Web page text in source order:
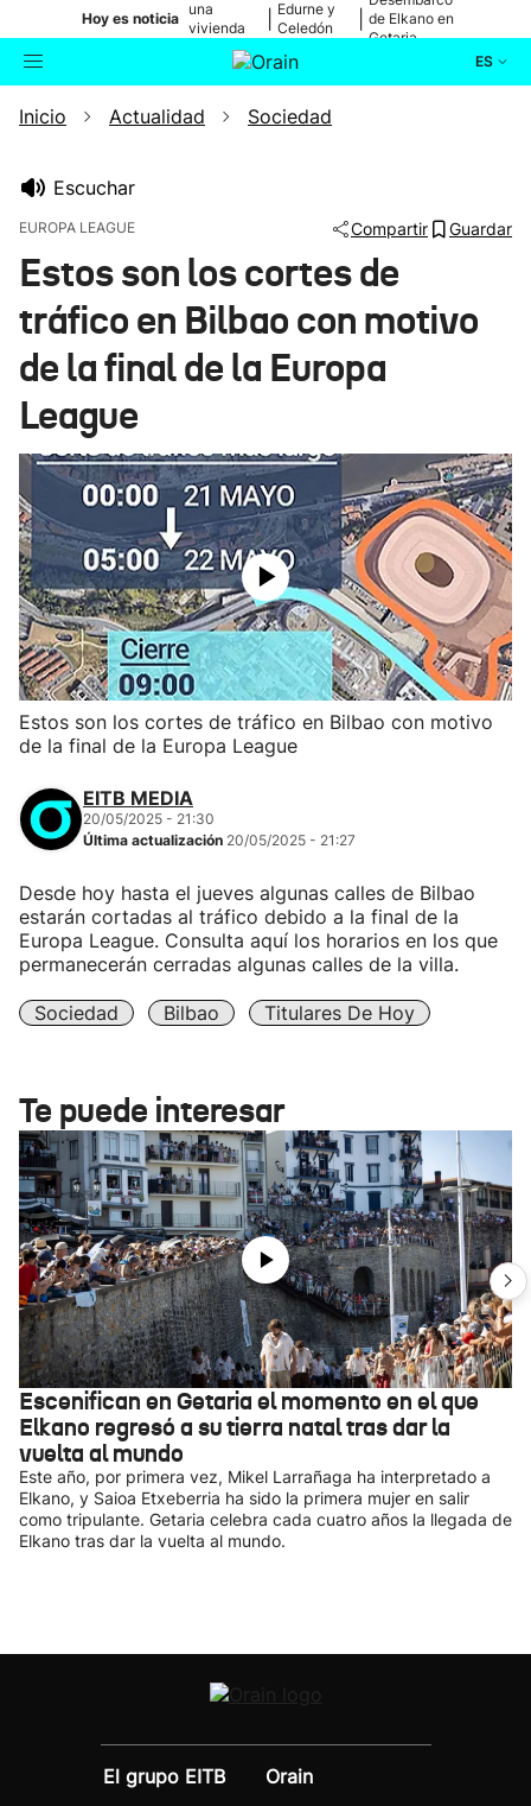
Hoy es noticia
una
vivienda
de Bilbao
Edurne y
Celedón
de Elkano en
Getaria
ES
Buscador Actualidad
Ikusmiran
Eguraldia
Inicio Actualidad Sociedad
Escuchar
EUROPA LEAGUE Compartir Guardar
Estos son los cortes de
tráfico en Bilbao con motivo
de la final de la Europa
League
Estos son los cortes de tráfico en Bilbao con motivo
de la final de la Europa League
EITB MEDIA
20/05/2025 - 21:30
Última actualización 20/05/2025 - 21:27
Desde hoy hasta el jueves algunas calles de Bilbao
estarán cortadas al tráfico debido a la final de la
Europa League. Consulta aquí los horarios en los que
permanecerán cerradas algunas calles de la villa.
Sociedad Bilbao Titulares De Hoy
Te puede interesar
Escenifican en Getaria el momento en el que
Elkano regresó a su tierra natal tras dar la
vuelta al mundo
Este año, por primera vez, Mikel Larrañaga ha interpretado a
Elkano, y Saioa Etxeberria ha sido la primera mujer en salir
como tripulante. Getaria celebra cada cuatro años la llegada de
Elkano tras dar la vuelta al mundo.
El grupo EITB
Orain